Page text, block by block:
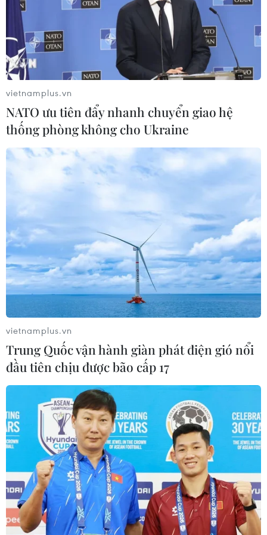
Quảng Bình khởi tố, bắt tạm giam 3 đối
tượng mua bán trái phép chất nổ
04/06/2020 04:49
Ba đối tượng bị bắt gồm Hoàng Thị Dịu, Nguyễn Hữu
Chức và Nguyễn Tư Sơn đã tham gia mua bán, vận
chuyển trái phép hơn 212kg thuốc nổ, 1.300 kíp nổ, 170m
dây cháy chậm.
Cháy xe bồn chở xăng làm 1 người chết, 2
người bị thương
vietnamplus.vn
NATO ưu tiên đẩy nhanh chuyển giao hệ
thống phòng không cho Ukraine
vietnamplus.vn
Trung Quốc vận hành giàn phát điện gió nổi
đầu tiên chịu được bão cấp 17